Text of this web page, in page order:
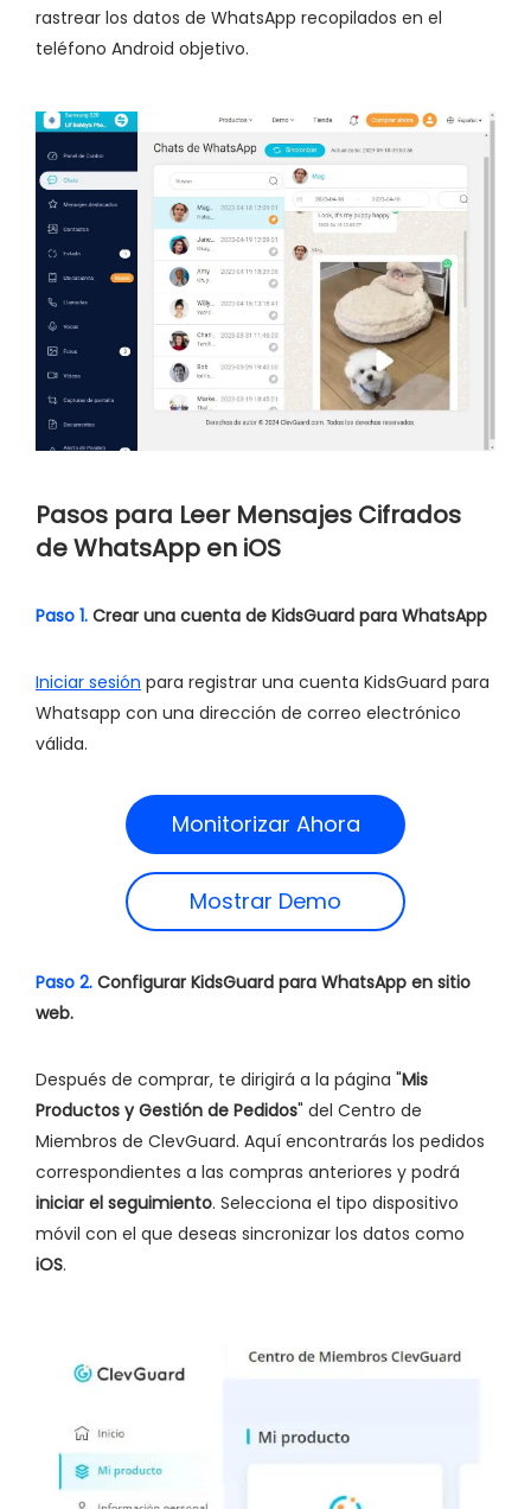
rastrear los datos de WhatsApp recopilados en el
teléfono Android objetivo.
Pasos para Leer Mensajes Cifrados
de WhatsApp en iOS
Paso 1. Crear una cuenta de KidsGuard para WhatsApp
Iniciar sesión para registrar una cuenta KidsGuard para
Whatsapp con una dirección de correo electrónico
válida.
Monitorizar Ahora
Mostrar Demo
Paso 2. Configurar KidsGuard para WhatsApp en sitio
web.
Después de comprar, te dirigirá a la página "Mis
Productos y Gestión de Pedidos" del Centro de
Miembros de ClevGuard. Aquí encontrarás los pedidos
correspondientes a las compras anteriores y podrá
iniciar el seguimiento. Selecciona el tipo dispositivo
móvil con el que deseas sincronizar los datos como
iOS.